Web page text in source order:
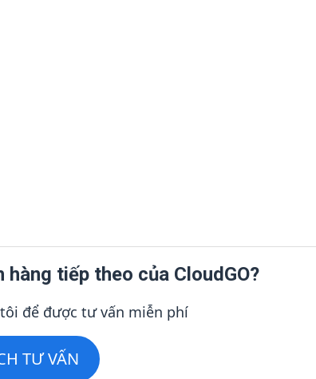
tiếp theo của CloudGO?
để được tư vấn miễn phí
TƯ VẤN